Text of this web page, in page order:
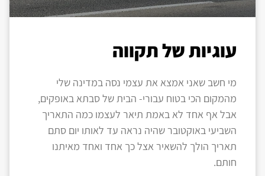
עוגיות של תקווה
מי חשב שאני אמצא את עצמי נסה במדינה שלי
מהמקום הכי בטוח עבורי- הבית של סבתא באופקים,
אבל אף אחד לא באמת תיאר לעצמו כמה התאריך
השביעי באוקטובר שהיה נראה עד לאותו יום סתם
תאריך הולך להשאיר אצל כך אחד ואחד מאיתנו
חותם.